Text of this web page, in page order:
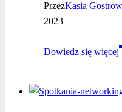
PrzezKasia
2023
Dowiedz się więcej